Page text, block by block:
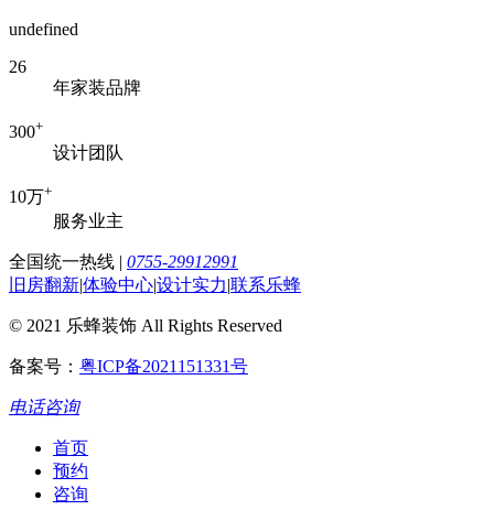
undefined
26
年家装品牌
300+
设计团队
10万+
服务业主
全国统一热线 | 0755-29912991
旧房翻新|体验中心|设计实力|联系乐蜂
© 2021 乐蜂装饰 All Rights Reserved
备案号： 粤ICP备2021151331号
电话咨询
首页
预约
咨询